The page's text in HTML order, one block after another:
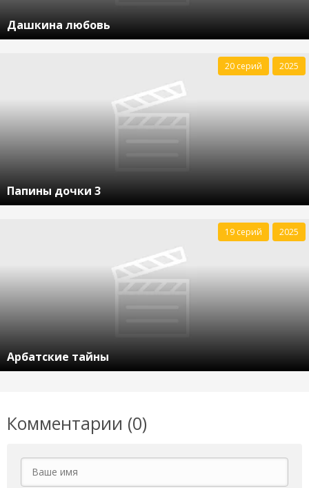
Дашкина любовь
Папины дочки 3
20 серий 2025
Арбатские тайны
19 серий 2025
Комментарии (0)